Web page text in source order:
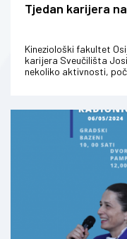
Tjedan karijera
Kineziološki fakultet
karijera Sveučilišta
nekoliko aktivnosti,